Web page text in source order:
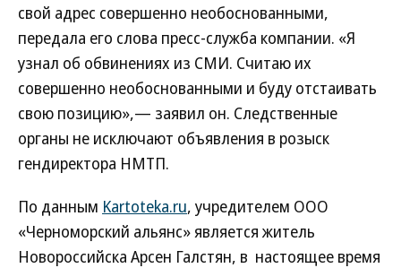
свой адрес совершенно необоснованными,
передала его слова пресс-служба компании. «Я
узнал об обвинениях из СМИ. Считаю их
совершенно необоснованными и буду отстаивать
свою позицию»,— заявил он. Следственные
органы не исключают объявления в розыск
гендиректора НМТП.
По данным Kartoteka.ru, учредителем ООО
«Черноморский альянс» является житель
Новороссийска Арсен Галстян, в настоящее время